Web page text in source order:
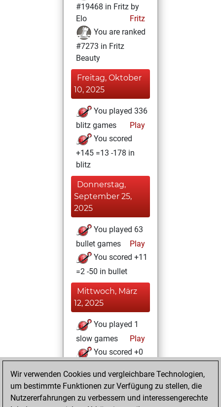
#19468 in Fritz by
Elo
Fritz
You are ranked
#7273 in Fritz
Beauty
Freitag, Oktober
10, 2025
You played 336
blitz games
Play
You scored
+145 =13 -178 in
blitz
Donnerstag,
September 25,
2025
You played 63
bullet games
Play
You scored +11
=2 -50 in bullet
Mittwoch, März
12, 2025
You played 1
slow games
Play
You scored +0
Dienstag, April 2,
2024
Wir verwenden Cookies und vergleichbare Technologien,
um bestimmte Funktionen zur Verfügung zu stellen, die
Nutzererfahrungen zu verbessern und interessengerechte